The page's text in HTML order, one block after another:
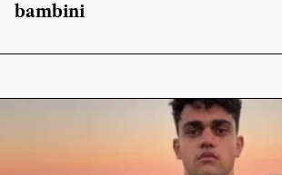
bambini